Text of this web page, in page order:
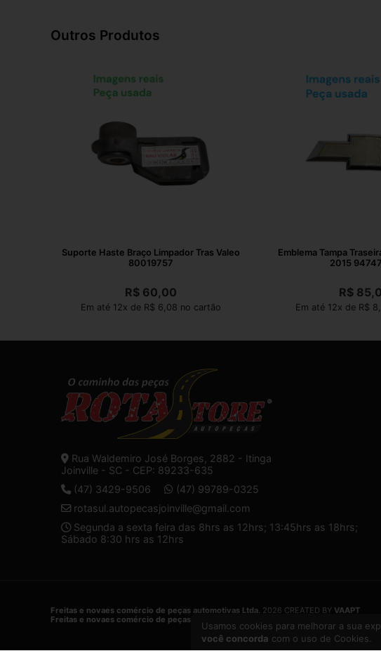
Outros Produtos
Suporte Haste Braço Limpador Tras Valeo
80019757
R$60,00
Em até 12x de R$ 6,08 no cartão
Emblema Tampa
2015
R$
Em até 12x de R$
Rua Waldemiro José Borges, 2882 - Itinga
Joinville - SC - CEP: 89233-635
(47) 3429-9506
(47) 99789-0325
rotasul.autopecasjoinville@gmail.com
Segunda a sexta feira das 8hrs as 12hrs; 13:45hrs as 18hrs;
Sábado 8:30 hrs as 12hrs
Freitas e novaes comércio de peças automotivas Ltda. 2026 CREATED BY VAAPT
Freitas e novaes comércio de peças automotivas Ltda.
Usamos cookies para melhorar a sua
você concorda com o uso de Cookies.